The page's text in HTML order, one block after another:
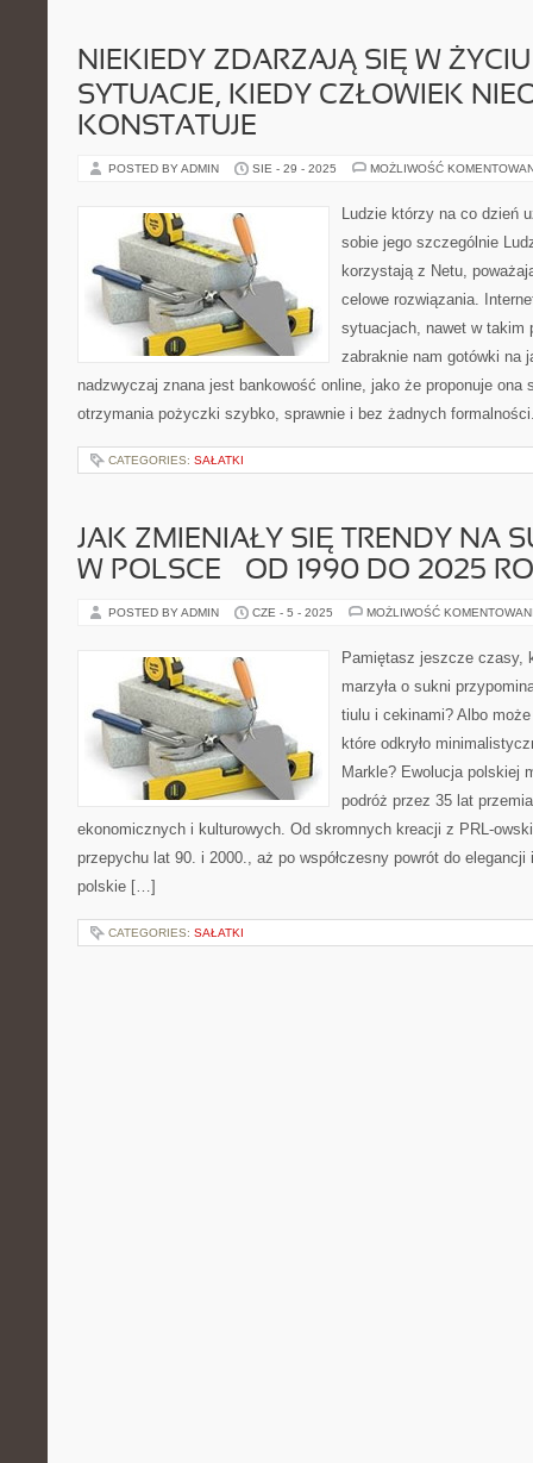
NIEKIEDY ZDARZAJĄ SIĘ W
SYTUACJE, KIEDY CZŁOWIEK
KONSTATUJE
POSTED BY ADMIN SIE - 29 - 2025 MOŻLIWOŚĆ
Ludzie którzy na co dzień
sobie jego szczególnie
korzystają z Netu,
celowe rozwiązania.
sytuacjach, nawet w takim
zabraknie nam gotówki na
nadzwyczaj znana jest bankowość online, jako że proponuje ona
otrzymania pożyczki szybko, sprawnie i bez żadnych
CATEGORIES: SAŁATKI
JAK ZMIENIAŁY SIĘ TRENDY NA
W POLSCE – OD 1990 DO 2025
POSTED BY ADMIN CZE - 5 - 2025 MOŻLIWOŚĆ
Pamiętasz jeszcze czasy,
marzyła o sukni
tiulu i cekinami? Albo
które odkryło
Markle? Ewolucja polskiej
podróż przez 35 lat
ekonomicznych i kulturowych. Od skromnych kreacji z PRL-
przepychu lat 90. i 2000., aż po współczesny powrót do elegancji
polskie […]
CATEGORIES: SAŁATKI